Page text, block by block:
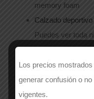
memory foam
Calzado
Puedes ver toda
👉Calzado
| Calzado
Los precios
generar confusión o
vigentes.